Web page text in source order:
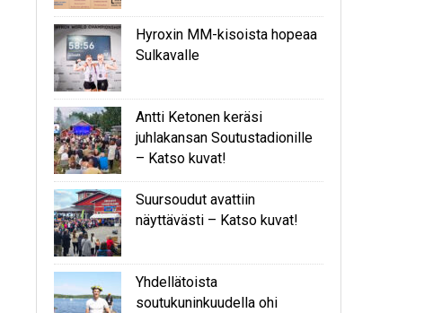
Hyroxin MM-kisoista hopeaa
Sulkavalle
Antti Ketonen keräsi
juhlakansan Soutustadionille
– Katso kuvat!
Suursoudut avattiin
näyttävästi – Katso kuvat!
Yhdellätoista
soutukuninkuudella ohi